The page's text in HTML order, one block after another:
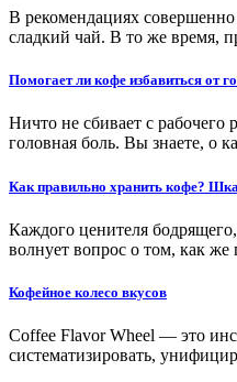
В рекомендациях
сладкий чай. В то же время,
Помогает ли кофе избавиться от
Ничто не сбивает с рабочего
головная боль. Вы знаете, о
Как правильно хранить кофе?
Каждого ценителя
волнует вопрос о том, как
Кофейное колесо вкусов
Coffee Flavor Wheel — это
систематизировать,